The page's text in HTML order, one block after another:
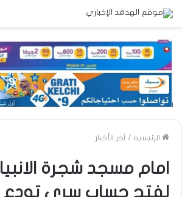
الرئيسية / آخر الأخبار
امام مسجد شجرة
لفتح حساب سري تودع